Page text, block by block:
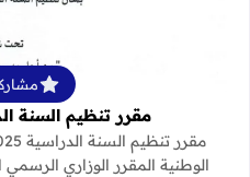
مقرر تنظيم السنة الدراسية
الوطنية المقرر الوزاري